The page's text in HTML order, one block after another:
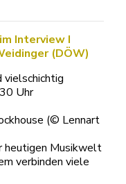
Interview I
(DÖW)
vielschichtig
Uhr
(© Lennart
heutigen Musikwelt
verbinden viele